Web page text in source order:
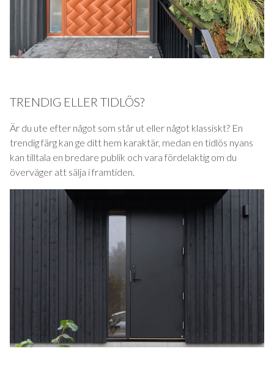
TRENDIG ELLER TIDLÖS?
Är du ute efter något som står ut eller något klassiskt? En
trendig färg kan ge ditt hem karaktär, medan en tidlös nyans
kan tilltala en bredare publik och vara fördelaktig om du
överväger att sälja i framtiden.